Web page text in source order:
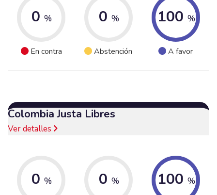
0 %
En contra
0 %
Abstención
100 %
A favor
Colombia Justa Libres
Ver detalles
0 % 0 % 100 %